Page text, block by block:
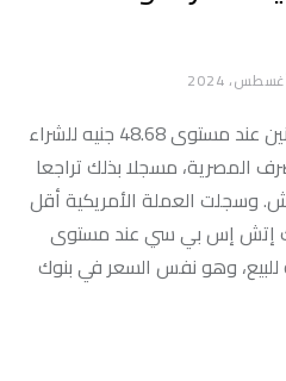
أنهى الدولار تعاملات اليوم الإثنين عند مستوى 48.68 جنيه للشراء
المصرية، مسجلا بذلك تراجعا
بين قرش و 3 قروش. وسجلت العملة الأمريكية أقل
إتش إس بي سي عند مستوى
للشراء و48.78 جنيه للبيع، وهو نفس السعر في بنوك